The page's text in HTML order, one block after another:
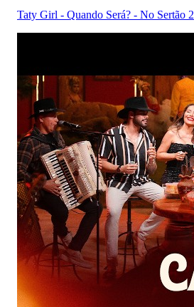
Taty Girl - Quando Será? - No Sertão 2